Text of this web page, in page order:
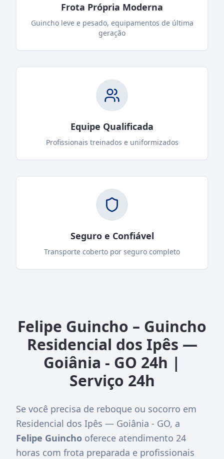
Frota Própria Moderna
Guincho leve e pesado, equipamentos de última
geração
Equipe Qualificada
Profissionais treinados e uniformizados
Seguro e Confiável
Transporte coberto por seguro completo
Felipe Guincho – Guincho
Residencial dos Ipês —
Goiânia - GO 24h |
Serviço 24h
Se você precisa de reboque ou socorro em
Residencial dos Ipês — Goiânia - GO, a
Felipe Guincho oferece atendimento 24
horas com frota preparada e profissionais